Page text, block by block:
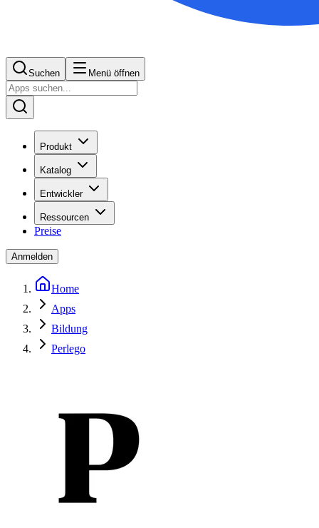
Suchen Menü öffnen
Produkt
Katalog
Entwickler
Ressourcen
Preise
Anmelden
Home
Apps
Bildung
Perlego